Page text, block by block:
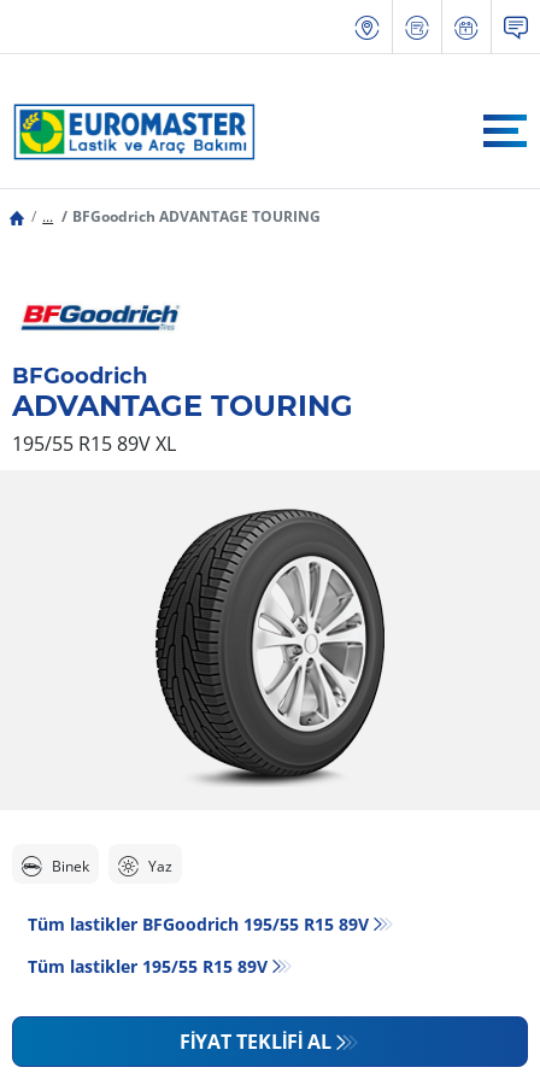
... BFGoodrich ADVANTAGE TOURING
BFGoodrich
ADVANTAGE TOURING
195/55 R15 89VXL
Binek Yaz
Tüm lastikler BFGoodrich 195/55 R15 89V
Tüm lastikler‎ 195/55 R15 89V
FIYAT TEKLIFI AL